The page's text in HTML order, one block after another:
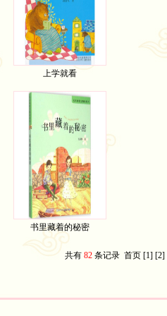
上学就看
书里藏着的秘密
共有 82 条记录 首页 [1] [2]